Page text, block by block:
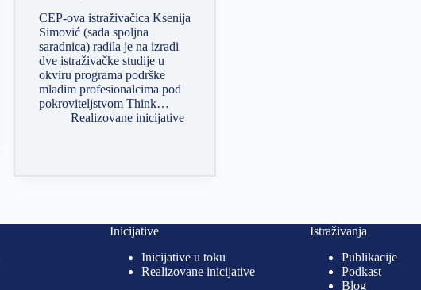
CEP-ova istraživačica Ksenija
Simović (sada spoljna
saradnica) radila je na izradi
dve istraživačke studije u
okviru programa podrške
mladim profesionalcima pod
pokroviteljstvom Think…
Realizovane inicijative
Inicijative
Inicijative u toku
Realizovane inicijative
Istraživanja
Publikacije
Podkast
Blog